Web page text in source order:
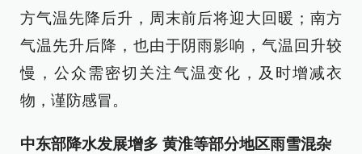
方气温先降后升，周末前后将迎大回暖；南方
气温先升后降，也由于阴雨影响，气温回升较
慢，公众需密切关注气温变化，及时增减衣
物，谨防感冒。
中东部降水发展增多 黄淮等部分地区雨雪混杂